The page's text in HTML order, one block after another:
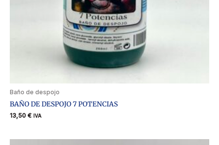
Baño de despojo
BAÑO DE DESPOJO 7 POTENCIAS
13,50 € IVA